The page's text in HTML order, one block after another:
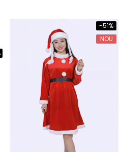
-51%
NOU